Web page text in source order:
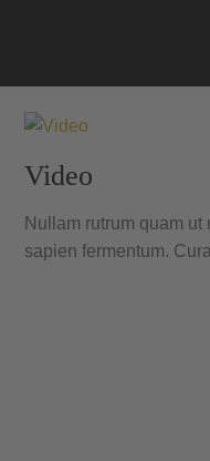
Video
Nullam rutrum quam
sapien fermentum.